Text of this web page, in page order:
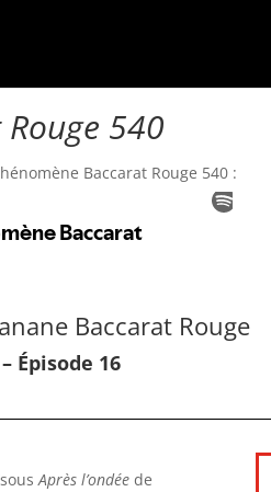
540
Baccarat Rouge 540 :
Baccarat Rouge
Épisode 16
Après l’ondée de